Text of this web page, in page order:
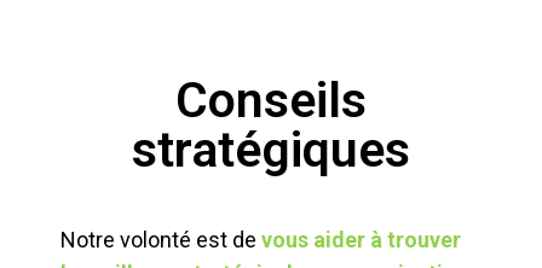
Conseils
stratégiques
Notre volonté est de vous aider à trouver